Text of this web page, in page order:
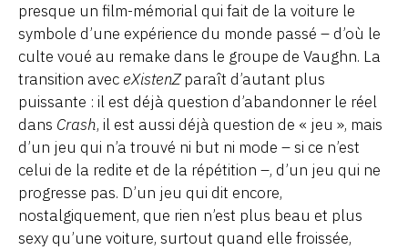
presque un film-mémorial qui fait de la voiture le
symbole d’une expérience du monde passé – d’où le
culte voué au remake dans le groupe de Vaughn. La
transition avec eXistenZparaît d’autant plus
puissante : il est déjà question d’abandonner le réel
dans Crash, il est aussi déjà question de « jeu », mais
d’un jeu qui n’a trouvé ni but ni mode – si ce n’est
celui de la redite et de la répétition –, d’un jeu qui ne
progresse pas. D’un jeu qui dit encore,
nostalgiquement, que rien n’est plus beau et plus
sexy qu’une voiture, surtout quand elle froissée,